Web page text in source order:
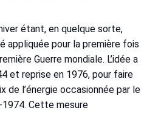
étant, en quelque sorte,
appliquée pour la première fois
Guerre mondiale. L’idée a
et reprise en 1976, pour faire
de l’énergie occasionnée par le
Cette mesure